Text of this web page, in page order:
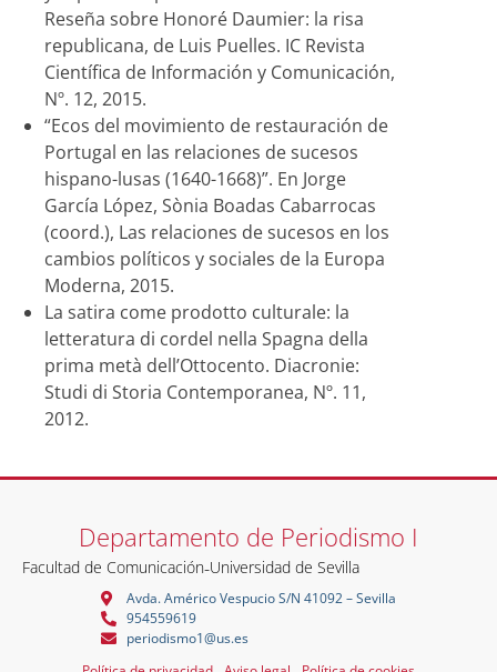
Reseña sobre Honoré Daumier: la risa
republicana, de Luis Puelles. IC Revista
Científica de Información y Comunicación,
Nº. 12, 2015.
“Ecos del movimiento de restauración de
Portugal en las relaciones de sucesos
hispano-lusas (1640-1668)”. En Jorge
García López, Sònia Boadas Cabarrocas
(coord.), Las relaciones de sucesos en los
cambios políticos y sociales de la Europa
Moderna, 2015.
La satira come prodotto culturale: la
letteratura di cordel nella Spagna della
prima metà dell’Ottocento. Diacronie:
Studi di Storia Contemporanea, Nº. 11,
2012.
Departamento de Periodismo I
Facultad de Comunicación-Universidad de Sevilla
Avda. Américo Vespucio S/N 41092 – Sevilla
954559619
periodismo1@us.es